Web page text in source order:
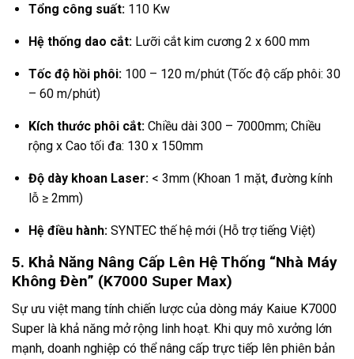
Tổng công suất:110 Kw
Hệ thống dao cắt:Lưỡi cắt kim cương 2 x 600 mm
Tốc độ hồi phôi:100 – 120 m/phút (Tốc độ cấp phôi: 30
– 60 m/phút)
Kích thước phôi cắt:Chiều dài 300 – 7000mm; Chiều
rộng x Cao tối đa: 130 x 150mm
Độ dày khoan Laser:< 3mm (Khoan 1 mặt, đường kính
lỗ ≥ 2mm)
Hệ điều hành:SYNTEC thế hệ mới (Hỗ trợ tiếng Việt)
5. Khả Năng Nâng Cấp Lên Hệ Thống “Nhà Máy
Không Đèn” (K7000 Super Max)
Sự ưu việt mang tính chiến lược của dòng máy Kaiue K7000
Super là khả năng mở rộng linh hoạt. Khi quy mô xưởng lớn
mạnh, doanh nghiệp có thể nâng cấp trực tiếp lên phiên bản